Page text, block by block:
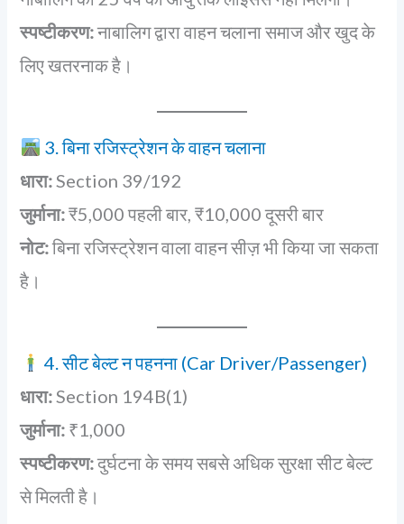
स्पष्टीकरण:नाबालिग द्वारा वाहन चलाना समाज और खुद के
लिए खतरनाक है।
3. बिना रजिस्ट्रेशन के वाहन चलाना
धारा: Section 39/192
जुर्माना:₹5,000 पहली बार, ₹10,000 दूसरी बार
नोट:बिना रजिस्ट्रेशन वाला वाहन सीज़ भी किया जा सकता
है।
4. सीट बेल्ट न पहनना (Car Driver/Passenger)
धारा: Section 194B(1)
जुर्माना: ₹1,000
स्पष्टीकरण:दुर्घटना के समय सबसे अधिक सुरक्षा सीट बेल्ट
से मिलती है।